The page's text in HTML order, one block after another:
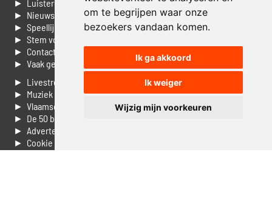
om te begrijpen waar onze
bezoekers vandaan komen.
Ik ga akkoord
Ik weiger
Wijzig mijn voorkeuren
► Luisteren naar Jouwradio
► Nieuws
► Speellijst
► Stem voor de Dag top 3
► Contacteer ons
► Vaak gestelde vragen
► Livestream informatie
► Muziek opzoeken
► Vlaamse 100 Aller tijden
► De 50 beste van...
► Adverteren op Jouwradio
► Cookie voorkeuren wijzigen